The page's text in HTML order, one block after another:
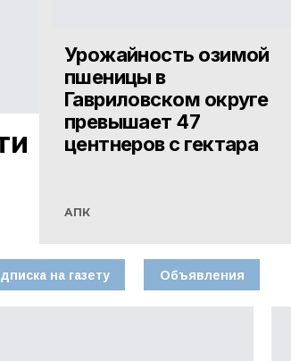
Урожайность озимой
пшеницы в
Гавриловском округе
превышает 47
центнеров с гектара
АПК
на газету Объявления